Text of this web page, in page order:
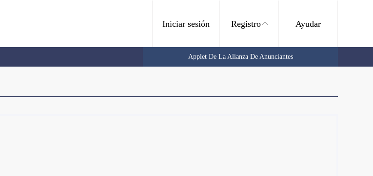
Ayudar
Registro
Iniciar sesión
Applet De La Alianza De Anunciantes